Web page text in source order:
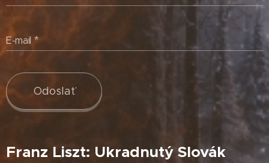
E-mail
Odoslať
Franz Liszt: Ukradnutý Slovák